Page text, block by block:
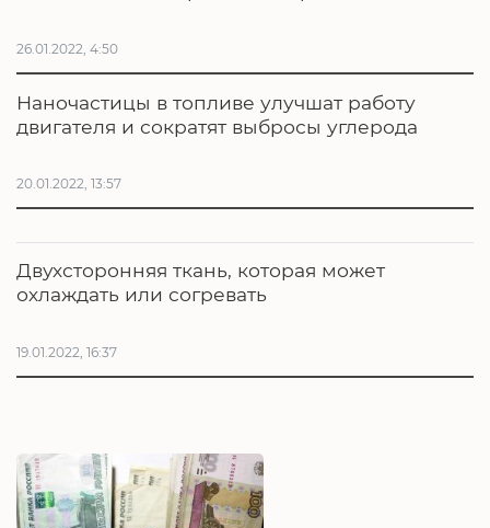
26.01.2022, 4:50
Наночастицы в топливе улучшат работу
двигателя и сократят выбросы углерода
20.01.2022, 13:57
Двухсторонняя ткань, которая может
охлаждать или согревать
19.01.2022, 16:37